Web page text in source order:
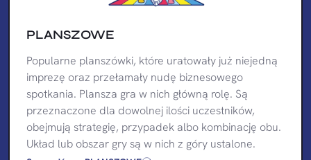
PLANSZOWE
Popularne planszówki, które uratowały już niejedną
imprezę oraz przełamały nudę biznesowego
spotkania. Plansza gra w nich główną rolę. Są
przeznaczone dla dowolnej ilości uczestników,
obejmują strategię, przypadek albo kombinację obu.
Układ lub obszar gry są w nich z góry ustalone.